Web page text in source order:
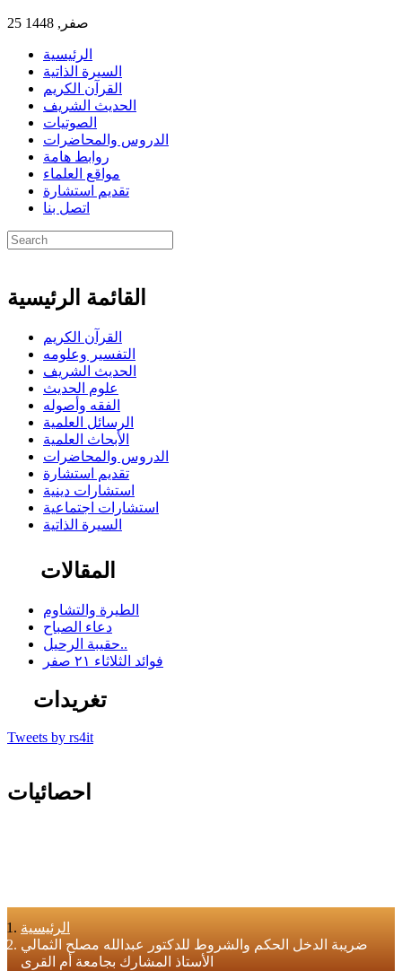
25 صفر, 1448
الرئيسية
السيرة الذاتية
القرآن الكريم
الحديث الشريف
الصوتيات
الدروس والمحاضرات
روابط هامة
مواقع العلماء
تقديم استشارة
اتصل بنا
القائمة الرئيسية
القرآن الكريم
التفسير وعلومه
الحديث الشريف
علوم الحديث
الفقه وأصوله
الرسائل العلمية
الأبحاث العلمية
الدروس والمحاضرات
تقديم استشارة
استشارات دينية
استشارات اجتماعية
السيرة الذاتية
المقالات
الطيرة والتشاوم
دعاء الصباح
حقيبة الرحيل..
فوائد الثلاثاء ٢١ صفر
تغريدات
Tweets by rs4it
احصائيات
الرئيسية
ضريبة الدخل الحكم والشروط للدكتور عبدالله مصلح الثمالي
الأستاذ المشارك بجامعة أم القرى